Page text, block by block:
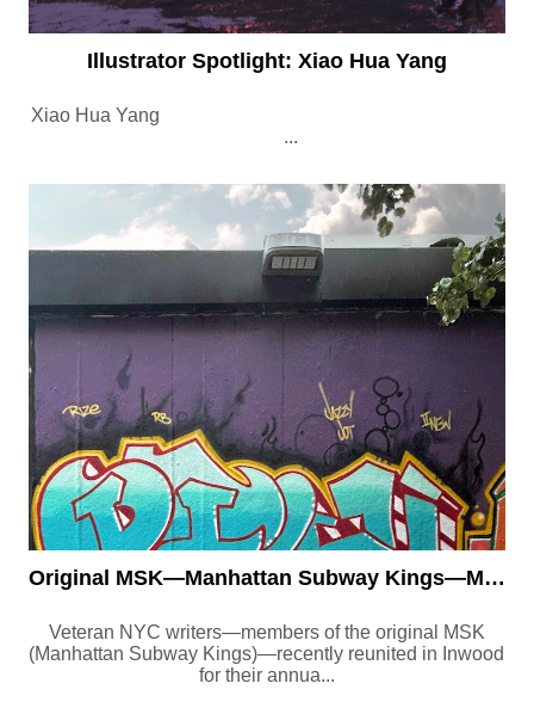
Illustrator Spotlight: Xiao Hua Yang
Xiao Hua Yang
...
Original MSK—Manhattan Subway Kings—Members and Friends Reunit...
Veteran NYC writers—members of the original MSK
(Manhattan Subway Kings)—recently reunited in Inwood
for their annua...